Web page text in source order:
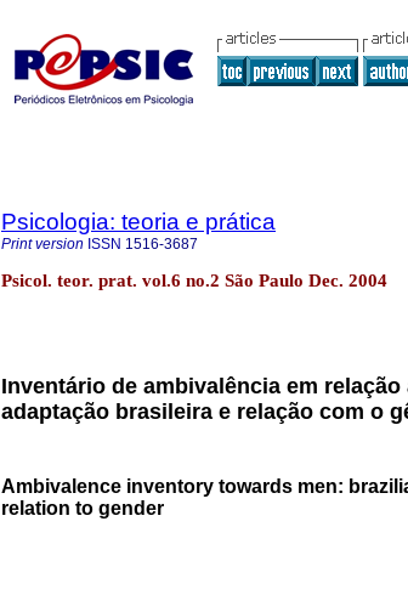
Psicologia: teoria e prática
Print version ISSN 1516-3687
Psicol. teor. prat. vol.6 no.2 São Paulo Dec. 2004
Inventário de ambivalência em relação
adaptação brasileira e relação com o
Ambivalence inventory towards men:
relation to gender